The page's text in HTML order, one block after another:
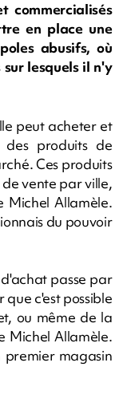
commercialisés
en place une
abusifs, où
lesquels il n'y
peut acheter et
des produits de
Ces produits
vente par ville,
Michel Allamèle.
du pouvoir
passe par
c'est possible
ou même de la
Michel Allamèle.
premier magasin